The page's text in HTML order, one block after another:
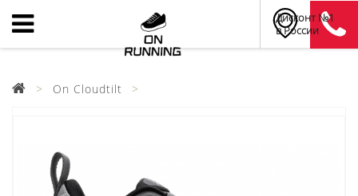
Дисконт №1
в России
On Cloudtilt